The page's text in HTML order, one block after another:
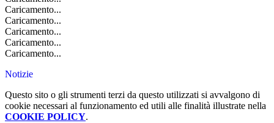
Caricamento...
Caricamento...
Caricamento...
Caricamento...
Caricamento...
Notizie
Questo sito o gli strumenti terzi da questo utilizzati si avvalgono di
cookie necessari al funzionamento ed utili alle finalità illustrate nella
COOKIE POLICY.